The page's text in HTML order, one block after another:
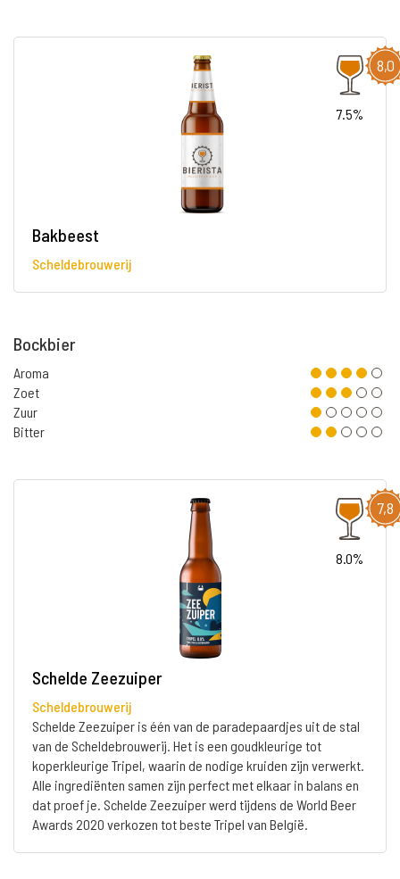
8,0
7.5%
Bakbeest
Scheldebrouwerij
Bockbier
Aroma
Zoet
Zuur
Bitter
7,8
8.0%
Schelde Zeezuiper
Scheldebrouwerij
Schelde Zeezuiper is één van de paradepaardjes uit de stal
van de Scheldebrouwerij. Het is een goudkleurige tot
koperkleurige Tripel, waarin de nodige kruiden zijn verwerkt.
Alle ingrediënten samen zijn perfect met elkaar in balans en
dat proef je. Schelde Zeezuiper werd tijdens de World Beer
Awards 2020 verkozen tot beste Tripel van België.